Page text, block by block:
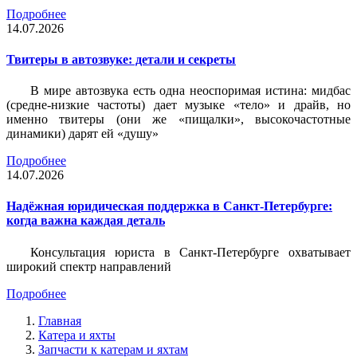
Подробнее
14.07.2026
Твитеры в автозвуке: детали и секреты
В мире автозвука есть одна неоспоримая истина: мидбас
(средне-низкие частоты) дает музыке «тело» и драйв, но
именно твитеры (они же «пищалки», высокочастотные
динамики) дарят ей «душу»
Подробнее
14.07.2026
Надёжная юридическая поддержка в Санкт-Петербурге:
когда важна каждая деталь
Консультация юриста в Санкт-Петербурге охватывает
широкий спектр направлений
Подробнее
Главная
Катера и яхты
Запчасти к катерам и яхтам